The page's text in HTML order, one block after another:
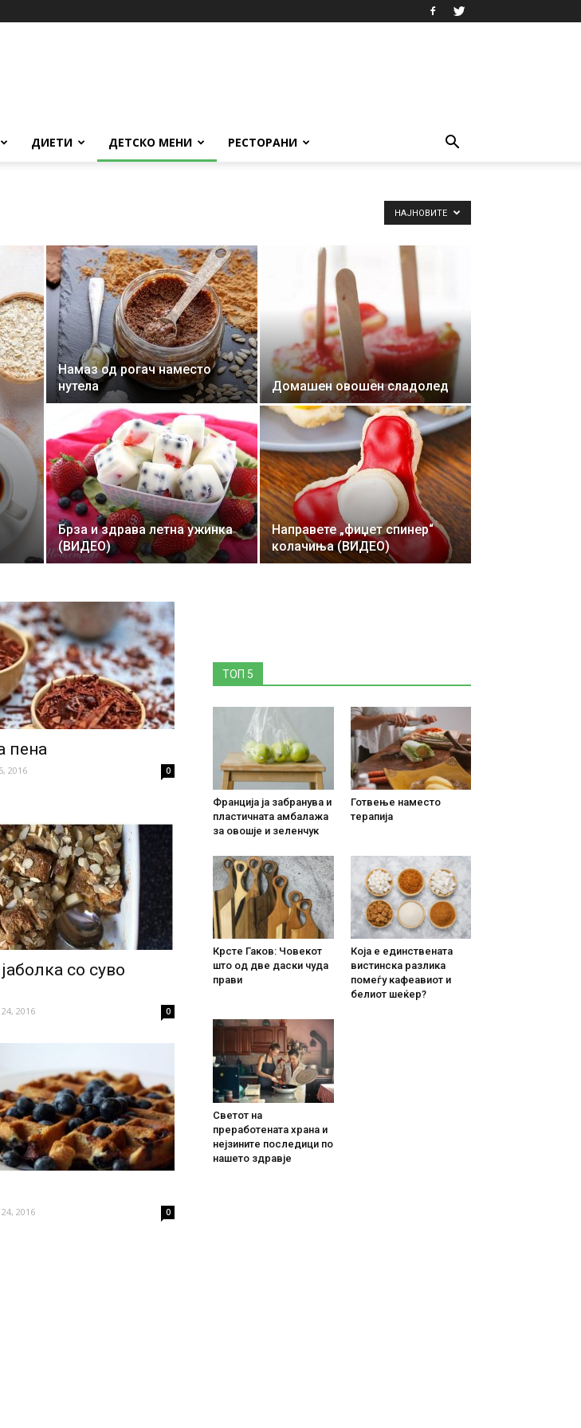
ДИЕТИ ДЕТСКО МЕНИ РЕСТОРАНИ
НАЈНОВИТЕ
Намаз од рогач наместо
нутела
Домашен овошен сладолед
Брза и здрава летна ужинка
(ВИДЕО)
Направете „фиџет спинер“
колачиња (ВИДЕО)
пена
2016 0
со суво
2016 0
2016 0
ТОП 5
Франција ја забранува и
пластичната амбалажа
за овошје и зеленчук
Готвење наместо
терапија
Крсте Гаков: Човекот
што од две даски чуда
прави
Која е единствената
вистинска разлика
помеѓу кафеавиот и
белиот шеќер?
Светот на
преработената храна и
нејзините последици по
нашето здравје